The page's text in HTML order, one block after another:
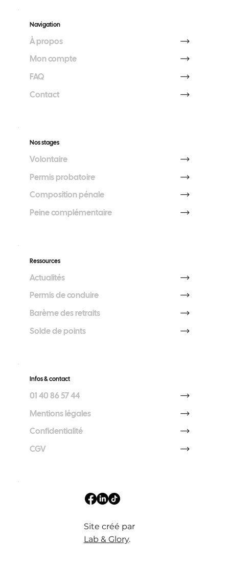
Ressources
Actualités
Permis de conduire
Barème des retraits
Solde de points
Nos stages
Volontaire
Permis probatoire
Composition pénale
Peine complémentaire
Site créé par
Lab & Glory.
Infos & contact
01 40 86 57 44
Mentions légales
Confidentialité
CGV
Navigation
À propos
Mon compte
FAQ
Contact